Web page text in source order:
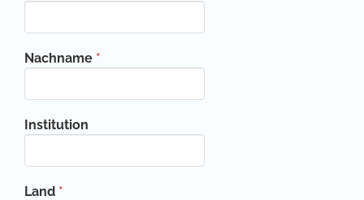
Nachname *
Institution
Land *